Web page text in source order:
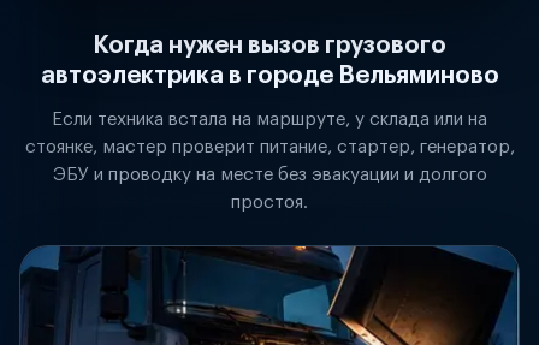
Когда нужен вызов грузового
автоэлектрика в городе Вельяминово
Если техника встала на маршруте, у склада или на
стоянке, мастер проверит питание, стартер, генератор,
ЭБУ и проводку на месте без эвакуации и долгого
простоя.